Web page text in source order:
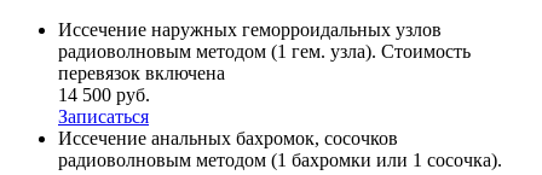
Иссечение наружных геморроидальных узлов
радиоволновым методом (1 гем. узла). Cтоимость
перевязок включена
14 500 руб.
Записаться
Иссечение анальных бахромок, сосочков
радиоволновым методом (1 бахромки или 1 сосочка).